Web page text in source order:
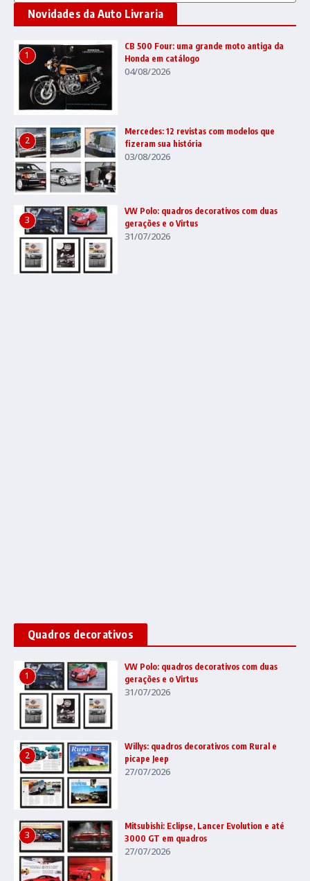
Novidades da Auto Livraria
1
CB 500 Four: uma grande moto antiga da
Honda em catálogo
04/08/2026
2
Mercedes: 12 revistas com modelos que
fizeram sua história
03/08/2026
3
VW Polo: quadros decorativos com duas
gerações e o Virtus
31/07/2026
Quadros decorativos
1
VW Polo: quadros decorativos com duas
gerações e o Virtus
31/07/2026
2
Willys: quadros decorativos com Rural e
picape Jeep
27/07/2026
3
Mitsubishi: Eclipse, Lancer Evolution e até
3000 GT em quadros
27/07/2026